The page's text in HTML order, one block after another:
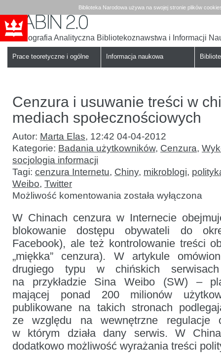
Biblioteka Narodowa używa na swojej stronie plików
Babin
Bibliografia Analityczna Bibliotekoznawstwa i Informacji
Prace teoretyczne i ogólne Informacja naukowa
Cenzura i usuwanie treści w
mediach społecznościowych
Autor: Marta Elas, 12:42 04-04-2012
Kategorie: Badania użytkowników, Cenzura,
socjologia informacji
Tagi: cenzura Internetu, Chiny, mikroblogi,
Weibo, Twitter
Możliwość komentowania Cenzura
i usuwanie
w chińskich
mediach
społecznościowych
została wyłączona
W Chinach cenzura w Internecie
blokowanie dostępu obywateli do
Facebook), ale też kontrolowanie treści
„miękka” cenzura). W artykule
drugiego typu w chińskich serwisach
na przykładzie Sina Weibo (SW) –
mającej ponad 200 milionów
publikowane na takich stronach
ze względu na wewnętrzne regulacje
w którym działa dany serwis. W
dodatkowo możliwość wyrażania treści